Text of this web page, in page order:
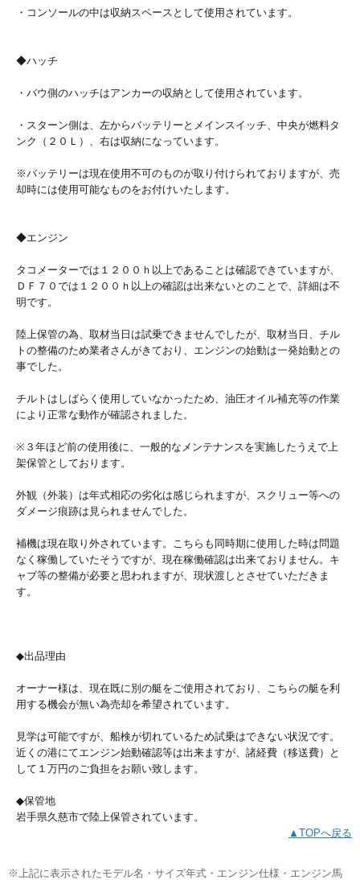
・コンソールの中は収納スペースとして使用されています。
◆ハッチ
・バウ側のハッチはアンカーの収納として使用されています。
・スターン側は、左からバッテリーとメインスイッチ、中央が燃料タ
ンク（２０Ｌ）、右は収納になっています。
※バッテリーは現在使用不可のものが取り付けられておりますが、売
却時には使用可能なものをお付けいたします。
◆エンジン
タコメーターでは１２００ｈ以上であることは確認できていますが、
ＤＦ７０では１２００ｈ以上の確認は出来ないとのことで、詳細は不
明です。
陸上保管の為、取材当日は試乗できませんでしたが、取材当日、チル
トの整備のため業者さんがきており、エンジンの始動は一発始動との
事でした。
チルトはしばらく使用していなかったため、油圧オイル補充等の作業
により正常な動作が確認されました。
※３年ほど前の使用後に、一般的なメンテナンスを実施したうえで上
架保管としております。
外観（外装）は年式相応の劣化は感じられますが、スクリュー等への
ダメージ痕跡は見られませんでした。
補機は現在取り外されています。こちらも同時期に使用した時は問題
なく稼働していたそうですが、現在稼働確認は出来ておりません。キ
ャブ等の整備が必要と思われますが、現状渡しとさせていただきま
す。
◆出品理由
オーナー様は、現在既に別の艇をご使用されており、こちらの艇を利
用する機会が無い為売却を希望されています。
見学は可能ですが、船検が切れているため試乗はできない状況です。
近くの港にてエンジン始動確認等は出来ますが、諸経費（移送費）と
して１万円のご負担をお願い致します。
◆保管地
岩手県久慈市で陸上保管されています。
▲TOPへ戻る
※上記に表示されたモデル名・サイズ年式・エンジン仕様・エンジン馬